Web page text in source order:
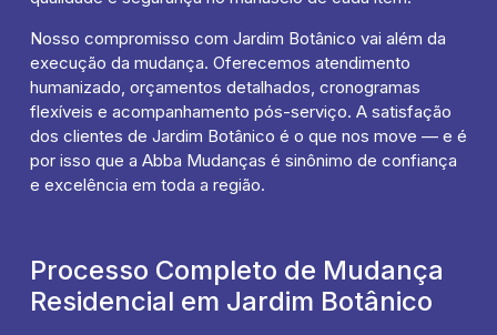
Nosso compromisso com Jardim Botânico vai além da
execução da mudança. Oferecemos atendimento
humanizado, orçamentos detalhados, cronogramas
flexíveis e acompanhamento pós-serviço. A satisfação
dos clientes de Jardim Botânico é o que nos move — e é
por isso que a Abba Mudanças é sinônimo de confiança
e excelência em toda a região.
Processo Completo de Mudança
Residencial em Jardim Botânico